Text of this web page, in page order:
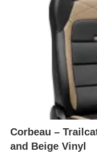
Corbeau –
and Beige Vinyl